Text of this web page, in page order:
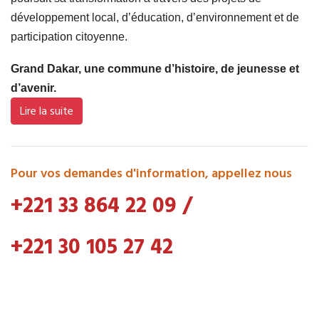
développement local, d’éducation, d’environnement et de
participation citoyenne.
Grand Dakar, une commune d’histoire, de jeunesse et
d’avenir.
Lire la suite
Pour vos demandes d'information, appellez nous
+221 33 864 22 09/
+221 30 105 27 42